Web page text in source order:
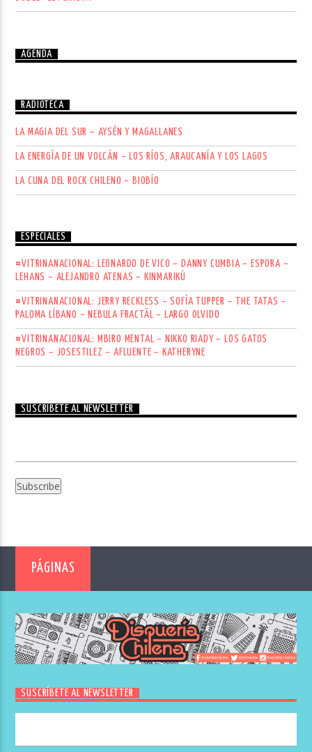
AGENDA
RADIOTECA
LA MAGIA DEL SUR – AYSÉN Y MAGALLANES
LA ENERGÍA DE UN VOLCÁN – LOS RÍOS, ARAUCANÍA Y LOS LAGOS
LA CUNA DEL ROCK CHILENO – BIOBÍO
ESPECIALES
#VITRINANACIONAL: LEONARDO DE VICO – DANNY CUMBIA – ESPORA –
LEHANS – ALEJANDRO ATENAS – KINMARIKÚ
#VITRINANACIONAL: JERRY RECKLESS – SOFÍA TUPPER – THE TATAS –
PALOMA LÍBANO – NEBULA FRACTÄL – LARGO OLVIDO
#VITRINANACIONAL: MBIRO MENTAL – NIKKO RIADY – LOS GATOS
NEGROS – JOSESTILEZ – AFLUENTE – KATHERYNE
SUSCRÍBETE AL NEWSLETTER
PÁGINAS
SUSCRÍBETE AL NEWSLETTER